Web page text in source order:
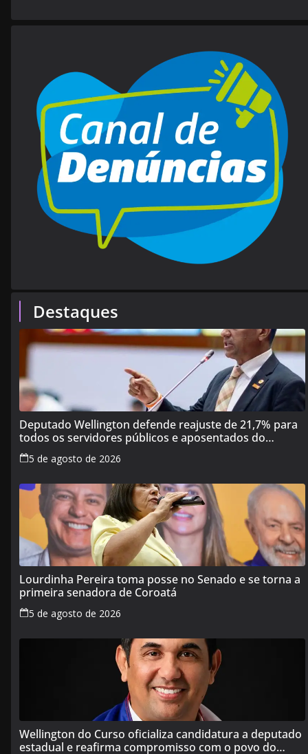
Destaques
Deputado Wellington defende reajuste de 21,7% para
todos os servidores públicos e aposentados do
Maranhão
5 de agosto de 2026
Lourdinha Pereira toma posse no Senado e se torna a
primeira senadora de Coroatá
5 de agosto de 2026
Wellington do Curso oficializa candidatura a deputado
estadual e reafirma compromisso com o povo do